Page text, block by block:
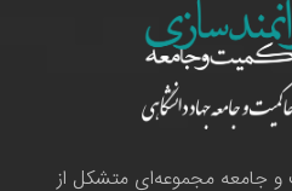
و جامعه مجموعه‌ای متشکل از